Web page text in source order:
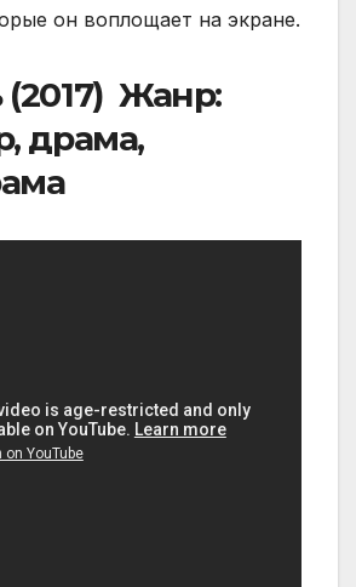
он воплощает на экране.
Жанр:
драма,